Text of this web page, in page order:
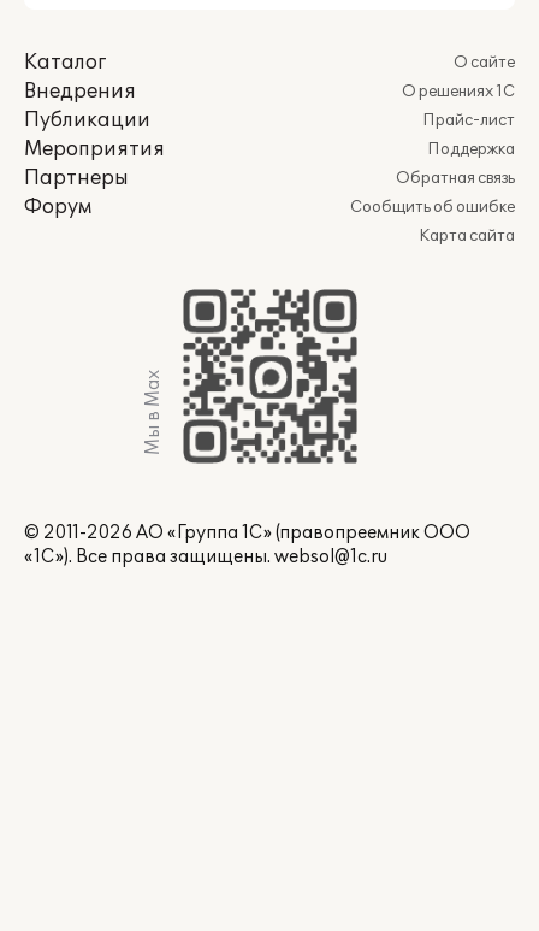
Каталог
Внедрения
Публикации
Мероприятия
Партнеры
Форум
О сайте
О решениях 1С
Прайс-лист
Поддержка
Обратная связь
Сообщить об ошибке
Карта сайта
Мы в Max
© 2011-2026 АО «Группа 1С» (правопреемник ООО
«1С»). Все права защищены. websol@1c.ru